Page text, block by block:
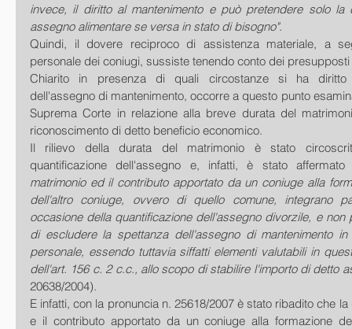
invece, il diritto al mantenimento e può pretendere solo la
assegno alimentare se versa in stato di bisogno".
Quindi, il dovere reciproco di assistenza materiale, a
personale dei coniugi, sussiste tenendo conto dei
Chiarito in presenza di quali circostanze si ha diritto
dell'assegno di mantenimento, occorre a questo punto
Suprema Corte in relazione alla breve durata del
riconoscimento di detto beneficio economico.
Il rilievo della durata del matrimonio è stato
quantificazione dell'assegno e, infatti, è stato
matrimonio ed il contributo apportato da un coniuge alla
dell'altro coniuge, ovvero di quello comune, integrano
occasione della quantificazione dell'assegno divorzile, e non
di escludere la spettanza dell'assegno di mantenimento
personale, essendo tuttavia siffatti elementi valutabili in
dell'art. 156 c. 2 c.c., allo scopo di stabilire l'importo di detto
20638/2004).
E infatti, con la pronuncia n. 25618/2007 è stato ribadito che
e il contributo apportato da un coniuge alla formazione